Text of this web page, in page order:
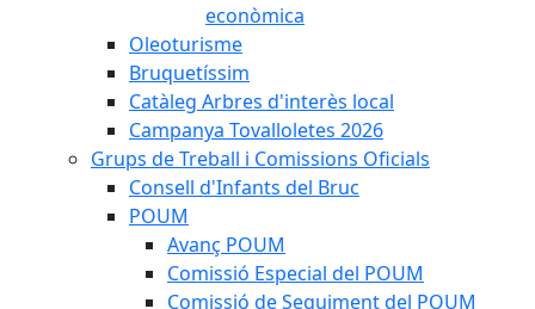
econòmica
Oleoturisme
Bruquetíssim
Catàleg Arbres d'interès local
Campanya Tovalloletes 2026
Grups de Treball i Comissions Oficials
Consell d'Infants del Bruc
POUM
Avanç POUM
Comissió Especial del POUM
Comissió de Seguiment del POUM